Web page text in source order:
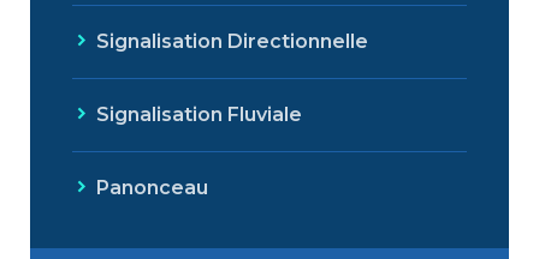
Signalisation Directionnelle
Signalisation Fluviale
Panonceau